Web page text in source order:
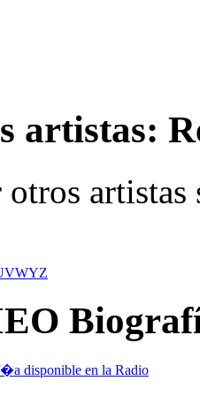
VWYZ
disponible en la Radio